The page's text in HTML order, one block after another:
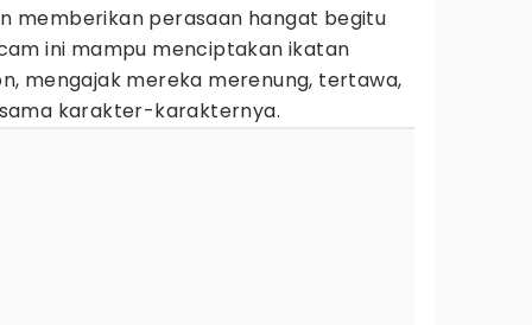
memberikan perasaan hangat begitu
ini mampu menciptakan ikatan
mengajak mereka merenung, tertawa,
karakter-karakternya.